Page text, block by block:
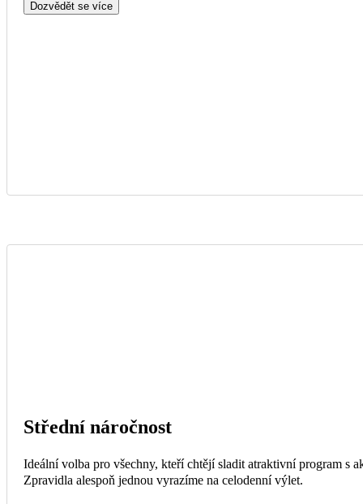
Dozvědět se více
Střední náročnost
Ideální volba pro všechny, kteří chtějí sladit atraktivní program s
Zpravidla alespoň jednou vyrazíme na celodenní výlet.